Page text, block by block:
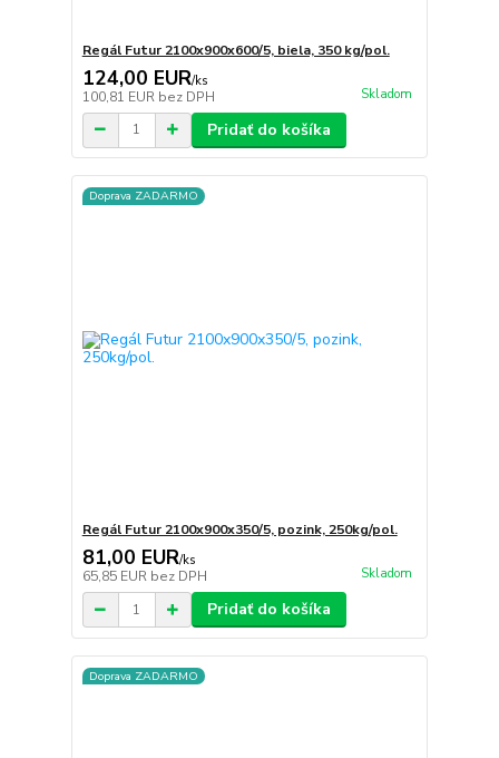
Regál Futur 2100x900x600/5, biela, 350 kg/pol.
124,00 EUR/ks
100,81 EUR bez DPH Skladom
Pridať do košíka
Doprava ZADARMO
Regál Futur 2100x900x350/5, pozink, 250kg/pol.
81,00 EUR/ks
65,85 EUR bez DPH Skladom
Pridať do košíka
Doprava ZADARMO